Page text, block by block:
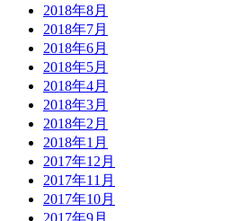
2018年8月
2018年7月
2018年6月
2018年5月
2018年4月
2018年3月
2018年2月
2018年1月
2017年12月
2017年11月
2017年10月
2017年9月